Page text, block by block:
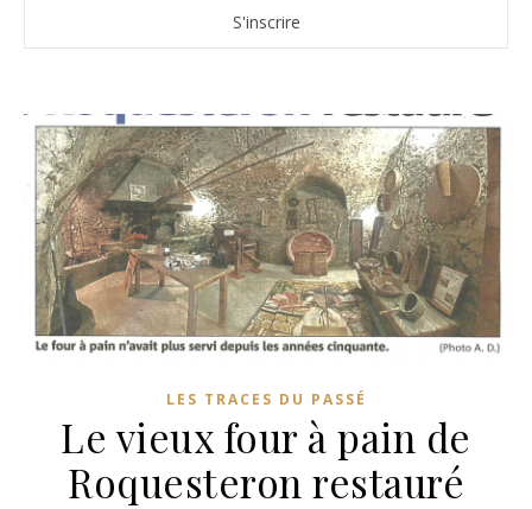
LES TRACES DU PASSÉ
Le vieux four à pain de
Roquesteron restauré